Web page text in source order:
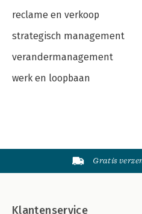
reclame en verkoop
strategisch management
verandermanagement
werk en loopbaan
Gratis
Klantenservice